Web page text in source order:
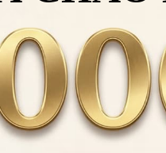
VHHWATCH0662để giảm
cho sản phẩm danh mục
VHHDH17 để giảm50.000đ